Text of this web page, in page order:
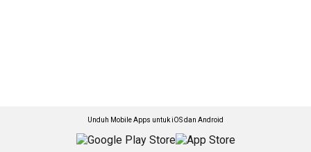
Unduh Mobile Apps untuk iOS dan Android